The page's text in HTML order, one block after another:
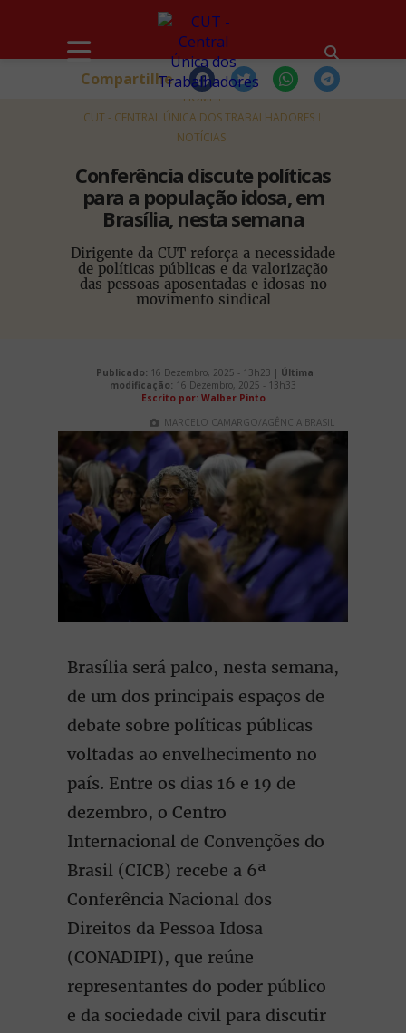
HOME
CUT - CENTRAL ÚNICA DOS TRABALHADORES
NOTÍCIAS
Conferência discute políticas
para a população idosa, em
Brasília, nesta semana
Dirigente da CUT reforça a necessidade
de políticas públicas e da valorização
das pessoas aposentadas e idosas no
movimento sindical
Compartilhe
Publicado: 16 Dezembro, 2025 - 13h23 | Última
modificação: 16 Dezembro, 2025 - 13h33
Escrito por: Walber Pinto
MARCELO CAMARGO/AGÊNCIA BRASIL
Brasília será palco, nesta semana,
de um dos principais espaços de
debate sobre políticas públicas
voltadas ao envelhecimento no
país. Entre os dias 16 e 19 de
dezembro, o Centro
Internacional de Convenções do
Brasil (CICB) recebe a 6ª
Conferência Nacional dos
Direitos da Pessoa Idosa
(CONADIPI), que reúne
representantes do poder público
e da sociedade civil para discutir